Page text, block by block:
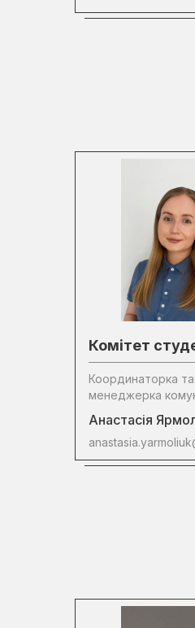
Комітет
Координаторка та
менеджерка
Анастасія